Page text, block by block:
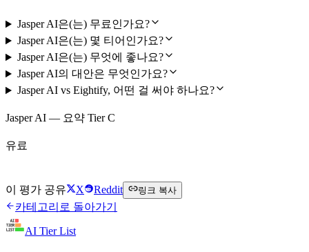
Jasper AI은(는) 무료인가요?
Jasper AI은(는) 몇 티어인가요?
Jasper AI은(는) 무엇에 좋나요?
Jasper AI의 대안은 무엇인가요?
Jasper AI vs Eightify, 어떤 걸 써야 하나요?
Jasper AI — 요약 Tier C
유료
이 평가 공유 X Reddit 링크 복사
카테고리로 돌아가기
AI Tier List